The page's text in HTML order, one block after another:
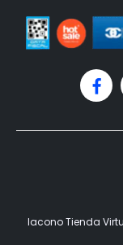
Iacono Tienda